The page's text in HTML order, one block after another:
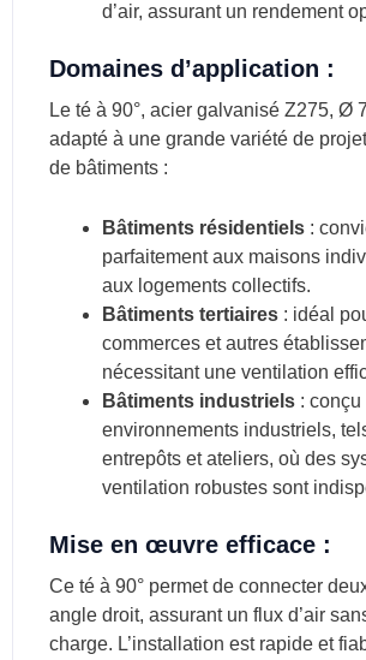
d’air, assurant un rendement
Domaines d’application :
Le té à 90°, acier galvanisé Z275, Ø
adapté à une grande variété de
de bâtiments :
Bâtiments résidentiels:
parfaitement aux maisons
aux logements collectifs.
Bâtiments tertiaires: idéal
commerces et autres
nécessitant une ventilation
Bâtiments industriels: conçu
environnements industriels,
entrepôts et ateliers, où des
ventilation robustes sont
Mise en œuvre efficace :
Ce té à 90° permet de connecter
angle droit, assurant un flux d’air
charge. L’installation est rapide et